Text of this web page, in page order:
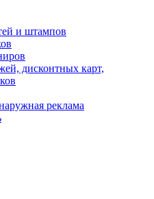
и штампов
дисконтных карт,
реклама